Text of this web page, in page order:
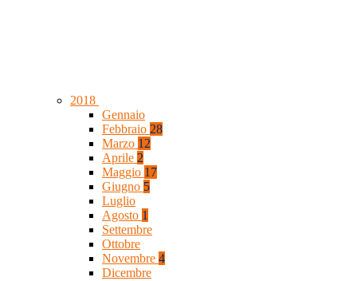
2018
Gennaio
Febbraio 28
Marzo 12
Aprile 2
Maggio 17
Giugno 5
Luglio
Agosto 1
Settembre
Ottobre
Novembre 4
Dicembre